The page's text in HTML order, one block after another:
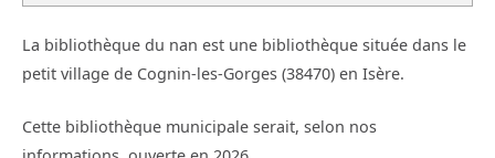
La bibliothèque du nan est une bibliothèque située dans le
petit village de Cognin-les-Gorges (38470) en Isère.
Cette bibliothèque municipale serait, selon nos